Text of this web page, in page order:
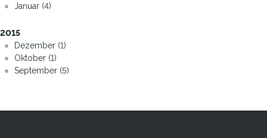
Januar (4)
2015
Dezember (1)
Oktober (1)
September (5)